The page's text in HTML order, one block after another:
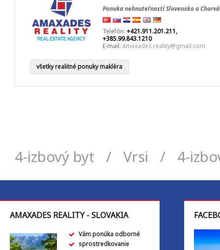
Ponuka nehnuteľností Slovensko a
Telefón: +421.911.201.211,
+385.99.843.1210
E-mail: amaxades.reality@gmail.com
všetky realitné ponuky makléra
4-izbový byt / Vrsi / 4-
AMAXADES REALITY - SLOVAKIA
Vám ponúka odborné
sprostredkovanie